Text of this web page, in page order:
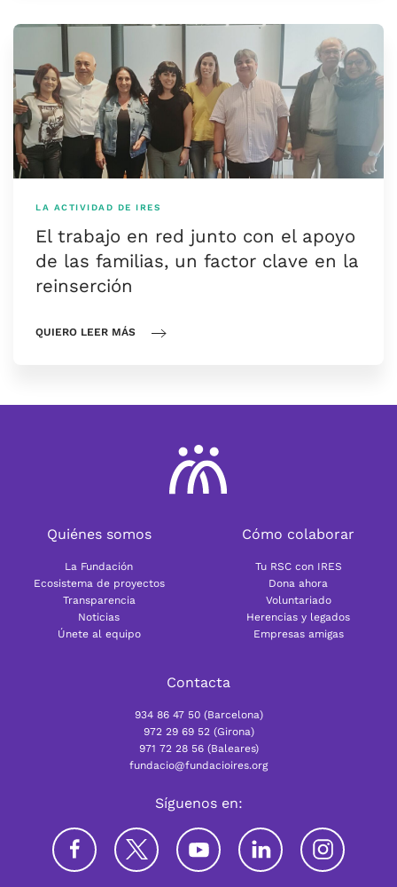
LA ACTIVIDAD DE IRES
El trabajo en red junto con el apoyo
de las familias, un factor clave en la
reinserción
QUIERO LEER MÁS
Quiénes somos
La Fundación
Ecosistema de proyectos
Transparencia
Noticias
Únete al equipo
Cómo colaborar
Tu RSC con IRES
Dona ahora
Voluntariado
Herencias y legados
Empresas amigas
Contacta
934 86 47 50 (Barcelona)
972 29 69 52 (Girona)
971 72 28 56 (Baleares)
fundacio@fundacioires.org
Síguenos en: